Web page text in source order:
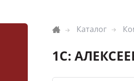
Каталог
1С: